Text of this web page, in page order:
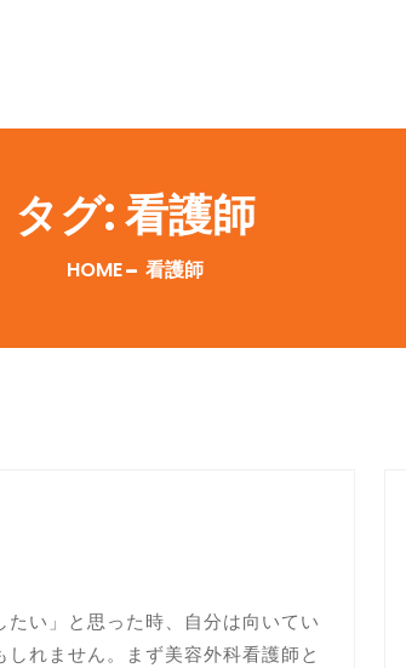
タグ:看護師
HOME 看護師
たい」と思った時、自分は向いてい
れません。まず美容外科看護師と